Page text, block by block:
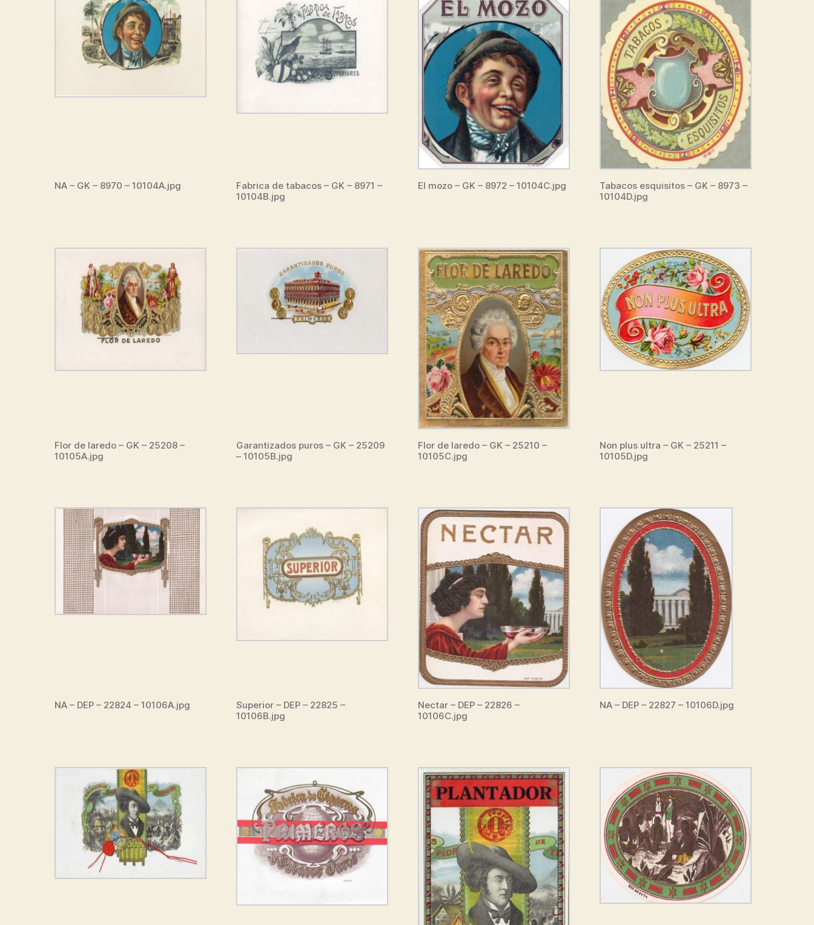
NA – GK – 8970 – 10104A.jpg
Fabrica de tabacos – GK – 8971 –
10104B.jpg
El mozo – GK – 8972 – 10104C.jpg
Tabacos esquisitos – GK – 8973 –
10104D.jpg
Flor de laredo – GK – 25208 –
10105A.jpg
Garantizados puros – GK – 25209
– 10105B.jpg
Flor de laredo – GK – 25210 –
10105C.jpg
Non plus ultra – GK – 25211 –
10105D.jpg
NA – DEP – 22824 – 10106A.jpg
Superior – DEP – 22825 –
10106B.jpg
Nectar – DEP – 22826 –
10106C.jpg
NA – DEP – 22827 – 10106D.jpg